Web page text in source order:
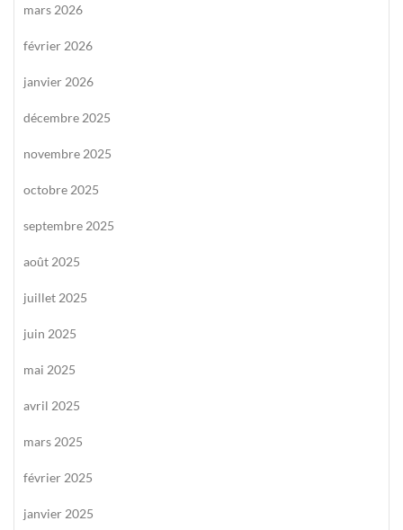
mars 2026
février 2026
janvier 2026
décembre 2025
novembre 2025
octobre 2025
septembre 2025
août 2025
juillet 2025
juin 2025
mai 2025
avril 2025
mars 2025
février 2025
janvier 2025